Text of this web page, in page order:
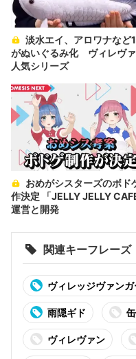
がぬいぐるみ化 ヴィレヴ
人気シリーズ
作決定 「JELLY JELLY
運営と開発
関連キーフレーズ
ヴィレッジヴァンガ
雨隠ギド
ヴィレヴァン